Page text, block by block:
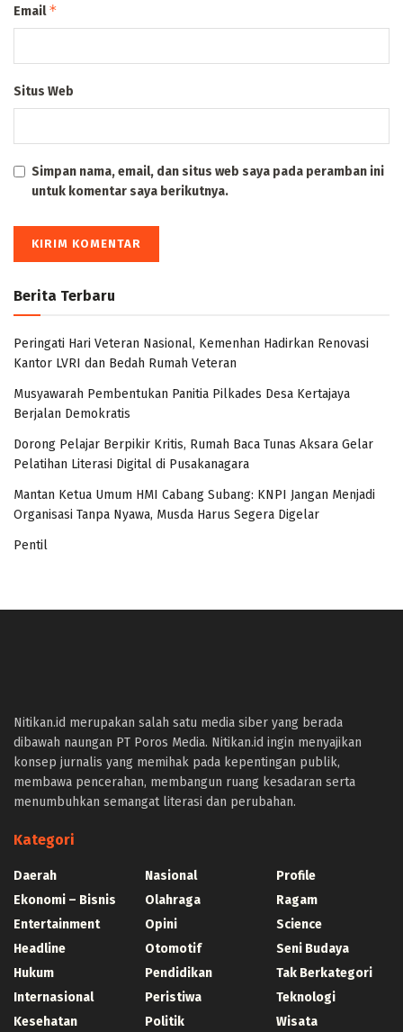
Email*
Situs Web
Simpan nama, email, dan situs web saya pada peramban ini
untuk komentar saya berikutnya.
Berita Terbaru
Peringati Hari Veteran Nasional, Kemenhan Hadirkan Renovasi
Kantor LVRI dan Bedah Rumah Veteran
Musyawarah Pembentukan Panitia Pilkades Desa Kertajaya
Berjalan Demokratis
Dorong Pelajar Berpikir Kritis, Rumah Baca Tunas Aksara Gelar
Pelatihan Literasi Digital di Pusakanagara
Mantan Ketua Umum HMI Cabang Subang: KNPI Jangan Menjadi
Organisasi Tanpa Nyawa, Musda Harus Segera Digelar
Pentil
slot scatter hitam
https://protuning.id/
https://ptnobelindonesia.com/
https://okegas.id/
https://dukcapil.selumakab.go.id/
https://store.scuto.co.id/wp-content/products/
https://selumakab.go.id/
https://dukcapil.selumakab.go.id/duta777/
https://krakatauniaga.co.id/run/
https://bossfood.co.id/wp-content/pound/
slot138
slot138
sultan69
joker123
Nitikan.id merupakan salah satu media siber yang berada
dibawah naungan PT Poros Media. Nitikan.id ingin menyajikan
konsep jurnalis yang memihak pada kepentingan publik,
membawa pencerahan, membangun ruang kesadaran serta
menumbuhkan semangat literasi dan perubahan.
Kategori
Daerah
Ekonomi – Bisnis
Entertainment
Headline
Hukum
Internasional
Kesehatan
Nasional
Olahraga
Opini
Otomotif
Pendidikan
Peristiwa
Politik
Profile
Ragam
Science
Seni Budaya
Tak Berkategori
Teknologi
Wisata